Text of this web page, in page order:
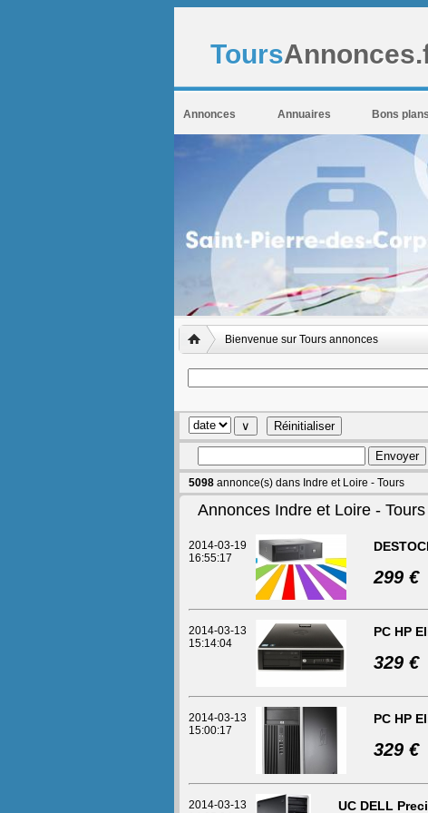
Tours
Annonces Annuaires Bons plans
Bienvenue sur Tours annonces
5098 annonce(s) dans Indre et Loire - Tours
Annonces Indre et Loire - Tours
2014-03-19
16:55:17
299 €
2014-03-13
15:14:04
PC HP
329 €
2014-03-13
15:00:17
PC HP
329 €
2014-03-13
UC DELL